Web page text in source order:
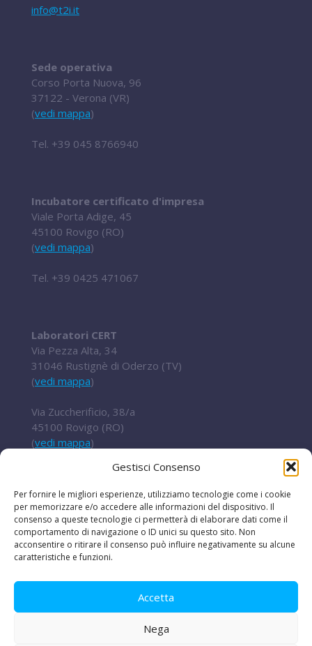
Gestisci Consenso
Per fornire le migliori esperienze, utilizziamo tecnologie come i cookie
per memorizzare e/o accedere alle informazioni del dispositivo. Il
consenso a queste tecnologie ci permetterà di elaborare dati come il
comportamento di navigazione o ID unici su questo sito. Non
acconsentire o ritirare il consenso può influire negativamente su alcune
caratteristiche e funzioni.
Accetta
Nega
info@t2i.it
Sede operativa
Corso Porta Nuova, 96
37122 - Verona (VR)
(vedi mappa)
Tel. +39 045 8766940
Incubatore certificato d'impresa
Viale Porta Adige, 45
45100 Rovigo (RO)
(vedi mappa)
Tel. +39 0425 471067
Laboratori CERT
Via Pezza Alta, 34
31046 Rustignè di Oderzo (TV)
(vedi mappa)
Via Zuccherificio, 38/a
45100 Rovigo (RO)
(vedi mappa)
+ 39 0422 852016
cert@t2i.it
Codice Fiscale / Partita IVA 04636360267
Organismo di ricerca Reg.UE 651/2014
Avvisi e bandi